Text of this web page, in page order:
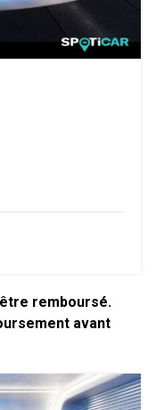
remboursé.
avant